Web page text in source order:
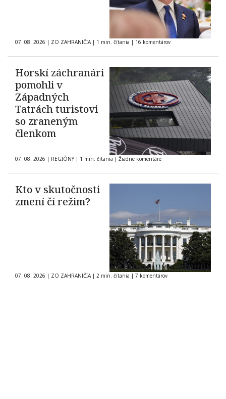
07. 08. 2026 | ZO ZAHRANIČIA | 1 min. čítania | 16 komentárov
Horskí záchranári
pomohli v
Západných
Tatrách turistovi
so zraneným
členkom
07. 08. 2026 | REGIÓNY | 1 min. čítania | Žiadne komentáre
Kto v skutočnosti
zmení čí režim?
07. 08. 2026 | ZO ZAHRANIČIA | 2 min. čítania | 7 komentárov